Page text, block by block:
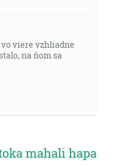
vo viere vzhliadne
na ňom sa
mahali hapa